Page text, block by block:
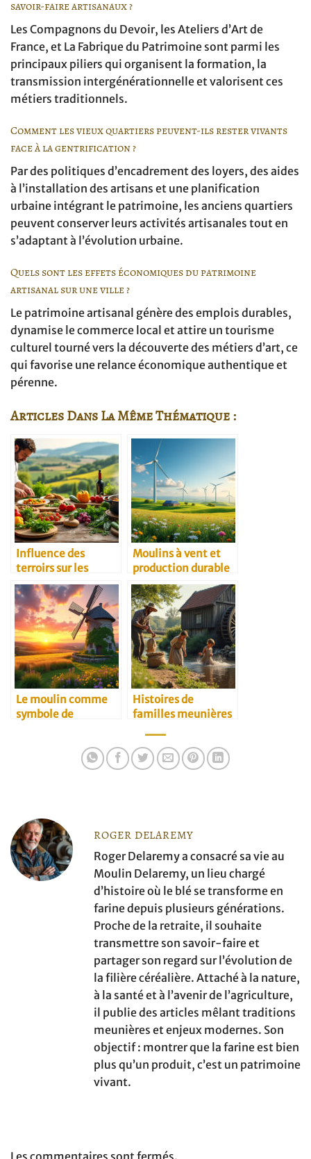
savoir-faire artisanaux ?
Les Compagnons du Devoir, les Ateliers d’Art de
France, et La Fabrique du Patrimoine sont parmi les
principaux piliers qui organisent la formation, la
transmission intergénérationnelle et valorisent ces
métiers traditionnels.
Comment les vieux quartiers peuvent-ils rester vivants
face à la gentrification ?
Par des politiques d’encadrement des loyers, des aides
à l’installation des artisans et une planification
urbaine intégrant le patrimoine, les anciens quartiers
peuvent conserver leurs activités artisanales tout en
s’adaptant à l’évolution urbaine.
Quels sont les effets économiques du patrimoine
artisanal sur une ville ?
Le patrimoine artisanal génère des emplois durables,
dynamise le commerce local et attire un tourisme
culturel tourné vers la découverte des métiers d’art, ce
qui favorise une relance économique authentique et
pérenne.
Articles Dans La Même Thématique :
Influence des
terroirs sur les
recettes
traditionnelles
Moulins à vent et
production durable
Le moulin comme
symbole de
Histoires de
familles meunières
ROGER DELAREMY
Roger Delaremy a consacré sa vie au
Moulin Delaremy, un lieu chargé
d’histoire où le blé se transforme en
farine depuis plusieurs générations.
Proche de la retraite, il souhaite
transmettre son savoir-faire et
partager son regard sur l’évolution de
la filière céréalière. Attaché à la nature,
à la santé et à l’avenir de l’agriculture,
il publie des articles mêlant traditions
meunières et enjeux modernes. Son
objectif : montrer que la farine est bien
plus qu’un produit, c’est un patrimoine
vivant.